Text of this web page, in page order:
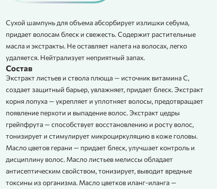
Сухой шампунь для объема абсорбирует излишки себума,
придает волосам блеск и свежесть. Содержит растительные
масла и экстракты. Не оставляет налета на волосах, легко
удаляется. Нейтрализует неприятный запах.
Состав
Экстракт листьев и ствола плюща — источник витамина С,
создает защитный барьер, увлажняет, придает блеск. Экстракт
корня лопуха — укрепляет и уплотняет волосы, предотвращает
появление перхоти и выпадение волос. Экстракт цедры
грейпфрута — способствует восстановлению и росту волос,
тонизирует и стимулирует микроциркуляцию в коже головы.
Масло цветов герани — придает блеск, улучшает контроль и
дисциплину волос. Масло листьев мелиссы обладает
антисептическим свойством, тонизирует, выводит вредные
токсины из организма. Масло цветков иланг-иланга —